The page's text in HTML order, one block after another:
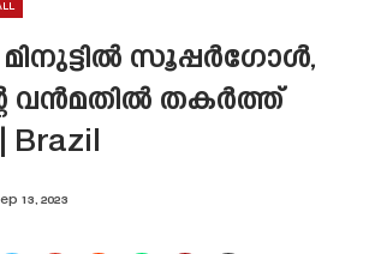
സൂപ്പർഗോൾ,
വൻമതിൽ തകർത്ത്
Brazil
13, 2023